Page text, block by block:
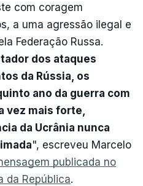
com coragem
a uma agressão ilegal e
Federação Russa.
dos ataques
da Rússia, os
ano da guerra com
vez mais forte,
da Ucrânia nunca
", escreveu Marcelo
publicada no
da República.